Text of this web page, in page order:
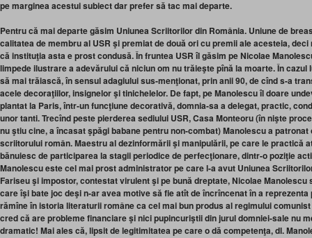
pe marginea acestui subiect dar prefer să tac mai departe.
Pentru că mai departe găsim Uniunea Scriitorilor din România. Uniune de
calitatea de membru al USR şi premiat de două ori cu premii ale acesteia,
că instituţia asta e prost condusă. În fruntea USR îl găsim pe Nicolae
limpede ilustrare a adevărului că niciun om nu trăieşte pînă la moarte. În cazul
să mai trăiască, în sensul adagiului sus-menţionat, prin anii 90, de cînd s-a
acele decoraţiilor, insignelor şi tinichelelor. De fapt, pe Manolescu îl doare
plantat la Paris, într-un funcţiune decorativă, domnia-sa a delegat, practic,
unor tanti. Trecînd peste pierderea sediului USR, Casa Monteoru (în nişte
nu ştiu cine, a încasat şpăgi babane pentru non-combat) Manolescu a
scriitorului român. Maestru al dezinformării şi manipulării, pe care le practică
bănuiesc de participarea la stagii periodice de perfecţionare, dintr-o poziţie
Manolescu este cel mai prost administrator pe care l-a avut Uniunea
Fariseu şi impostor, contestat virulent şi pe bună dreptate, Nicolae Manolescu
care îşi bate joc deşi n-ar avea motive să fie atît de încrîncenat în a
rămîne în istoria literaturii române ca cel mai bun produs al regimului
cred că are probleme financiare şi nici pupincuriştii din jurul domniei-sale nu
dramatic! Mai ales că, lipsit de legitimitatea pe care o dă competenţa, dl.